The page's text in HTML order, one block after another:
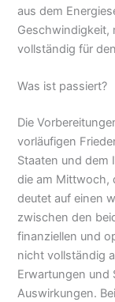
aus dem
Geschwindigkeit,
vollständig für
Was ist passiert?
Die
vorläufigen
Staaten und dem
die am Mittwoch,
deutet auf einen
zwischen den
finanziellen und
nicht vollständig
Erwartungen und
Auswirkungen.